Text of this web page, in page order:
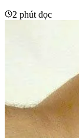
2 phút đọc